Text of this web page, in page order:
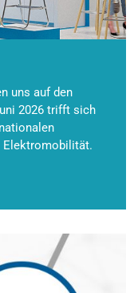
uns auf den
2026 trifft sich
Elektromobilität.